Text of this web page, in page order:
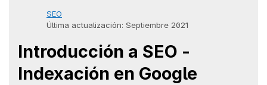
SEO
Última actualización: Septiembre 2021
Introducción a SEO -
Indexación en Google